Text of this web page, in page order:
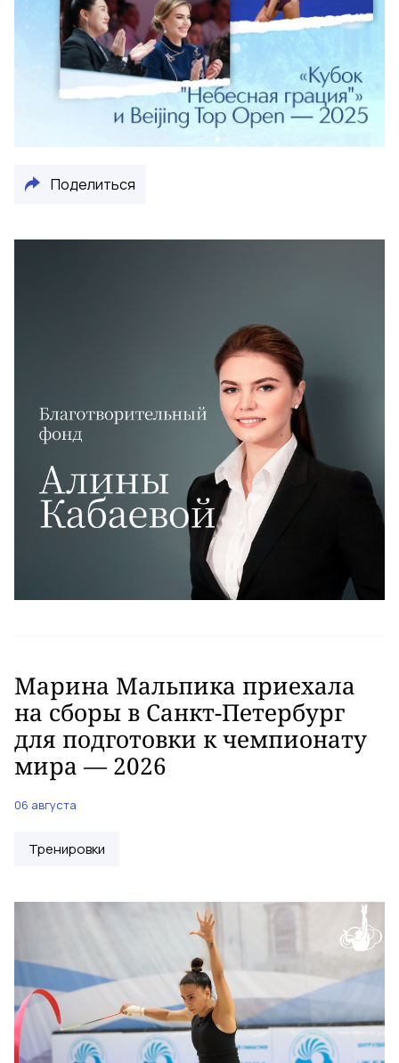
Поделиться
Марина Мальпика приехала
на сборы в Санкт-Петербург
для подготовки к чемпионату
мира — 2026
06 августа
Тренировки